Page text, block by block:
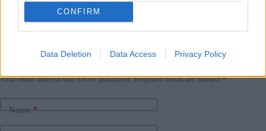
CONFIRM
Data Deletion Data Access Privacy Policy
categoria politica #categoria politica ungherese
elezioni #fidesz #governo ungherese
ungherese #viktor orban
Your email address will not be published. Required fields are marked*
Name*